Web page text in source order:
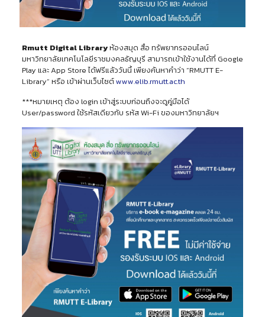
Rmutt Digital Libraryห้องสมุด สื่อ ทรัพยากรออนไลน์
มหาวิทยาลัยเทคโนโลยีราชมงคลธัญบุรี สามารถเข้าใช้งานได้ที่ Google
Play และ App Store ได้ฟรีแล้ววันนี้ เพียงค้นหาคำว่า “RMUTT E-
Library” หรือ เข้าผ่านเว็บไซต์www.elib.rmutt.ac.th
***หมายเหตุ ต้อง login เข้าสู่ระบบก่อนถึงจะดูคู่มือได้
User/password ใช้รหัสเดียวกับ รหัส Wi-Fi ของมหาวิทยาลัยฯ